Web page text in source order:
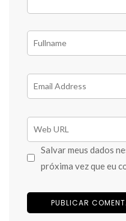
Salvar meus dados
próxima vez que eu